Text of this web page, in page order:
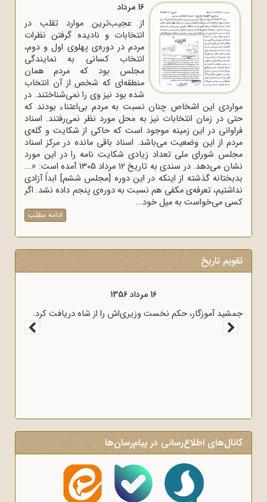
16 مرداد
از عجیب‌ترین موارد تقلب در
انتخابات و نادیده گرفتن نظرات
مردم در دوره‌ی پهلوی اول و دوم،
انتخاب کسانی به نمایندگی
مجلس بود که مردم همان
منطقه‌ای که شخص از آن انتخاب
شده بود نیز وی را نمی‌شناختند. در
مواردی این اشخاص چنان نسبت به مردم بی‌اعتناء بودند که
حتی در زمان انتخابات نیز به محل مورد نظر نمی‌رفتند. اسناد
فراوانی در این زمینه موجود است که حاکی از شکایت و گله‌ی
مردم از این وضعیت می‌باشد. اسناد باقی مانده در مرکز اسناد
مجلس شورای ملی تعداد زیادی شکایت نامه را در این مورد
نشان می‌دهد. در سندی به تاریخ 12 مرداد 1305 آمده است: «...
بدبختانه گذشته از اینکه در این دوره [مجلس ششم] ابداً آزادی
نداشتیم، تعرفه‌ی مکفی هم نسبت به دوره‌ی پنجم داده نشد. اگر
کسی می‌خواست به میل خود...
ادامه مطلب
تقویم تاریخ
16 مرداد 1356
جمشید آموزگار، حکم نخست وزیری‌اش را از شاه دریافت کرد.
کانال‌های اطلاع‌رسانی در پیام‌رسان‌ها